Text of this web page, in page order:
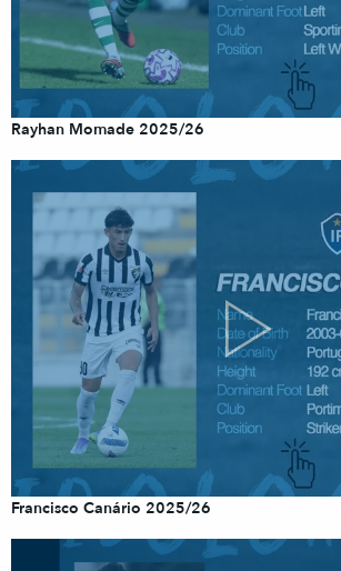
Rayhan Momade 2025/26
Francisco Canário 2025/26